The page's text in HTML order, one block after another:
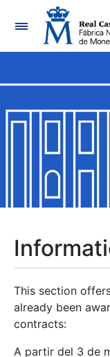
Show/Hide
Show/Hide
Show/Hide
Show/Hide
This section
already been
contracts:
A partir del 3 de